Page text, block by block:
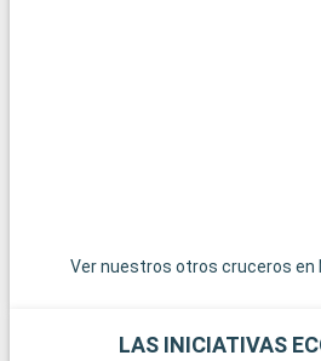
Ver nuestros otros cruceros en
LAS INICIATIVAS